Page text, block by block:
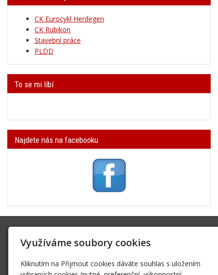
CK Eurocykl Herdegen
CK Rubikon
Stavební práce
PLDD
To se mi líbí
Najdete nás na facebooku
Na Spádu 2069/9, 40011 Ústí nad Labem
sktrifid@sktrifid.cz
Využíváme soubory cookies
Kliknutím na Přijmout cookies dáváte souhlas s uložením